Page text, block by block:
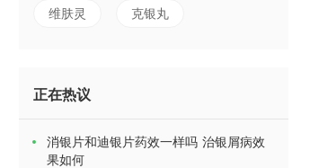
维肤灵 克银丸
正在热议
消银片和迪银片药效一样吗 治银屑病效
果如何